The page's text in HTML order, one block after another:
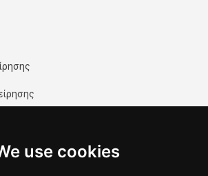
use cookies